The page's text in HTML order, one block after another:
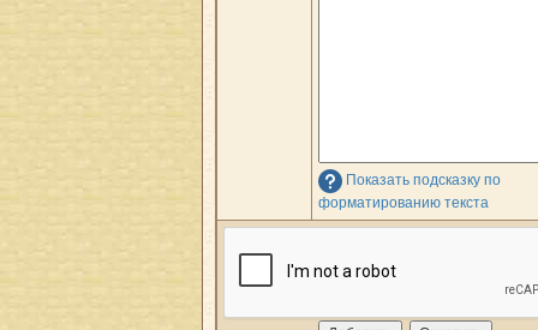
Показать подсказку по
форматированию текста